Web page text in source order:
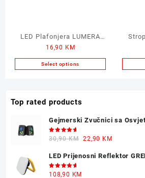
LED Plafonjera LUMERA
LM455 4200K 10W
16,90 KM
Select options
Top rated products
Gejmerski Zvučnici sa
Ocjenjeno
5.00 od 5
30,90KM Original
was:
22,90 KMCurrent
is:
LED Prijenosni Reflektor
Ocjenjeno
108,90 KM